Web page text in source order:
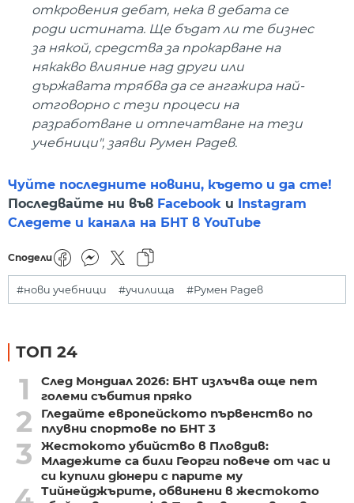
откровения дебат, нека в дебата се
роди истината. Ще бъдат ли те бизнес
за някой, средства за прокарване на
някакво влияние над други или
държавата трябва да се ангажира най-
отговорно с тези процеси на
разработване и отпечатване на тези
учебници", заяви Румен Радев.
Чуйте последните новини, където и да сте!
Последвайте ни във Facebook и Instagram
Следете и канала на БНТ в YouTube
Сподели
#нови учебници #училища #Румен Радев
ТОП 24
1
След Мондиал 2026: БНТ излъчва още пет
големи събития пряко
2
Гледайте европейското първенство по
плувни спортове по БНТ 3
3
Жестокото убийство в Пловдив:
Младежите са били Георги повече от час и
си купили дюнери с парите му
Тийнейджърите, обвинени в жестокото